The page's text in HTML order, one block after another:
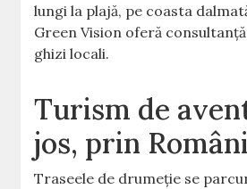
lungi la plajă, pe coasta
Green Vision oferă
ghizi locali.
Turism de
jos, prin
Traseele de drumeție se